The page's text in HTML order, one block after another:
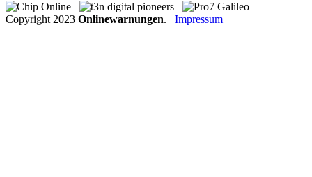
Copyright 2023 Onlinewarnungen. Impressum